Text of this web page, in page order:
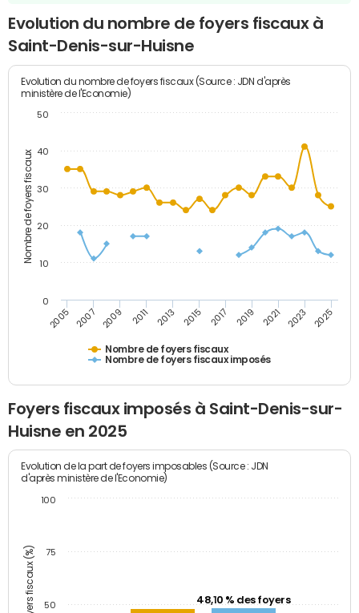
Evolution du nombre de foyers fiscaux à
Saint-Denis-sur-Huisne
Nombre de foyers fiscaux
Evolution du nombre de foyers fiscaux (Source : JDN d'après
ministère de l'Economie)
Nombre de foyers fiscaux
Nombre de foyers fiscaux imposés
2005 2007 2009 2011 2013 2015 2017 2019 2021 2023 2025
0
10
20
30
40
50
Foyers fiscaux imposés à Saint-Denis-sur-
Huisne en 2025
Evolution de la part de foyers imposables (Source : JDN
d'après ministère de l'Economie)
48,10 % des foyers
50
75
100